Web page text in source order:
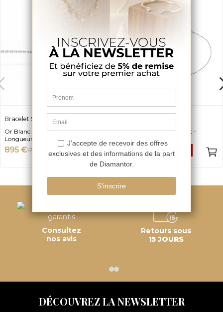
Bracelet Sangeeta
Or Blanc 750, Diamant et
Longueur 19cm
895 €1 790 € -50%
Or Blanc 375 et Diamant -
302,50 € 605 € -50%
Consultez
nos avis
Retours sous
15 JOURS
DÉCOUVREZ LA NEWSLETTER